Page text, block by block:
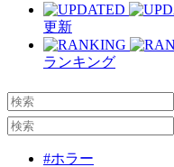
更新
ランキング
#ホラー